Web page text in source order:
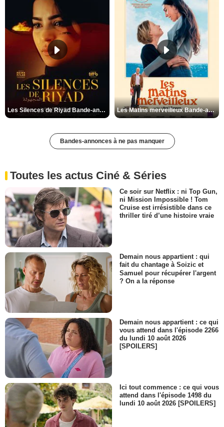
Les Silences de Riyad Bande-annonce VO STFR Les Matins merveilleux Bande-annonce VF
Bandes-annonces à ne pas manquer
Toutes les actus Ciné & Séries
Ce soir sur Netflix : ni Top Gun,
ni Mission Impossible ! Tom
Cruise est irrésistible dans ce
thriller tiré d’une histoire vraie
Demain nous appartient : qui
fait du chantage à Soizic et
Samuel pour récupérer l'argent
? On a la réponse
Demain nous appartient : ce qui
vous attend dans l'épisode 2266
du lundi 10 août 2026
[SPOILERS]
Ici tout commence : ce qui vous
attend dans l'épisode 1498 du
lundi 10 août 2026 [SPOILERS]